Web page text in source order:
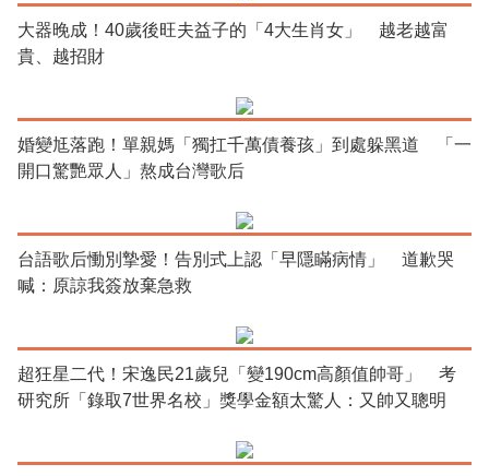
大器晚成！40歲後旺夫益子的「4大生肖女」 越老越富
貴、越招財
婚變尪落跑！單親媽「獨扛千萬債養孩」到處躲黑道 「一
開口驚艷眾人」熬成台灣歌后
台語歌后慟別摯愛！告別式上認「早隱瞞病情」 道歉哭
喊：原諒我簽放棄急救
超狂星二代！宋逸民21歲兒「變190cm高顏值帥哥」 考
研究所「錄取7世界名校」獎學金額太驚人：又帥又聰明